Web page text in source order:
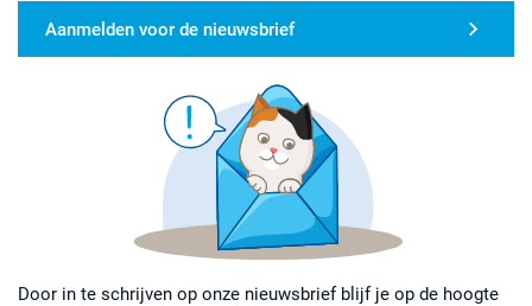
Aanmelden voor de nieuwsbrief
Door in te schrijven op onze nieuwsbrief blijf je op de hoogte